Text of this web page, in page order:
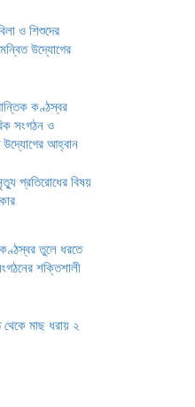
ও শিশুদের
উদ্যোগের
কণ্ঠস্বর
সংগঠন ও
উদ্যোগের আহ্বান
প্রতিরোধের বিষয়
তুলে ধরতে
শক্তিশালী
মাছ ধরায় ২